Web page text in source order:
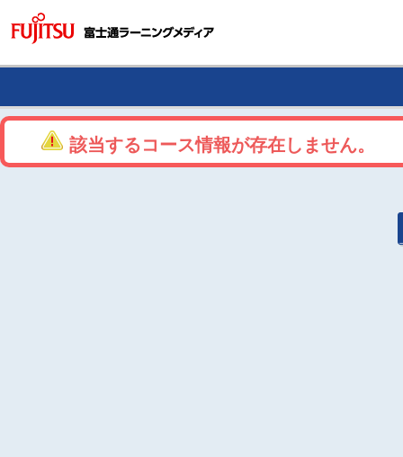
該当するコース情報が存在しません。